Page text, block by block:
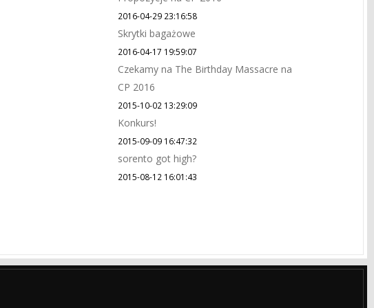
2016-04-29 23:16:58
Skrytki bagażowe
2016-04-17 19:59:07
Czekamy na The Birthday Massacre na
CP 2016
2015-10-02 13:29:09
Konkurs!
2015-09-09 16:47:32
sorento got high?
2015-08-12 16:01:43